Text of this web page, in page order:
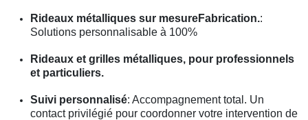
Rideaux métalliques sur mesureFabrication.:
Solutions personnalisable à 100%
Rideaux et grilles métalliques, pour professionnels
et particuliers.
Suivi personnalisé: Accompagnement total. Un
contact privilégié pour coordonner votre intervention de